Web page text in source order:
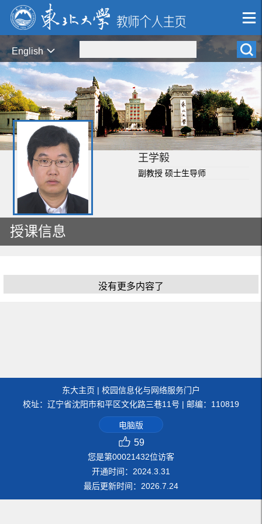
English
王学毅
副教授 硕士生导师
授课信息
没有更多内容了
东大主页 | 校园信息化与网络服务门户
校址：辽宁省沈阳市和平区文化路三巷11号 | 邮编：110819
电脑版
59
您是第00021432位访客
开通时间： 2024 3 31
最后更新时间： 2026 7 24